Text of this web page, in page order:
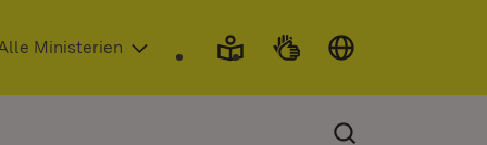
neuem Fenster)
Ministerien